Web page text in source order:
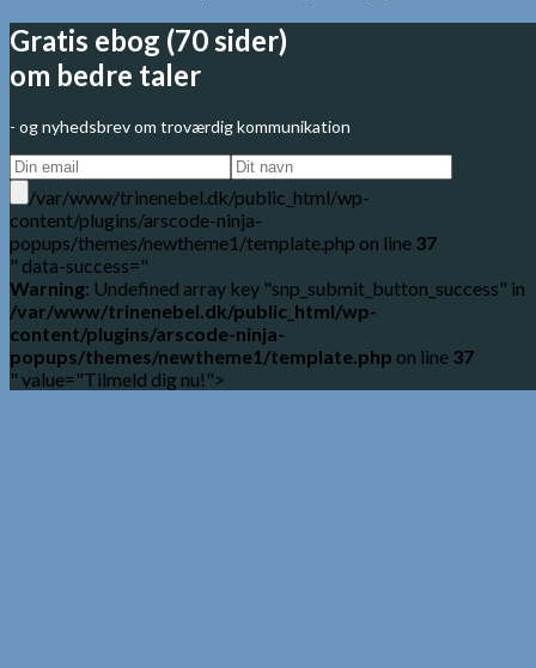
Gratis ebog (70 sider)
om bedre taler
- og nyhedsbrev om troværdig kommunikation
/var/www/trinenebel.dk/public_html/wp-
content/plugins/arscode-ninja-
popups/themes/newtheme1/template.php on line 37
" data-success="
Warning: Undefined array key "snp_submit_button_success" in
/var/www/trinenebel.dk/public_html/wp-
content/plugins/arscode-ninja-
popups/themes/newtheme1/template.php on line 37
" value="Tilmeld dig nu!">